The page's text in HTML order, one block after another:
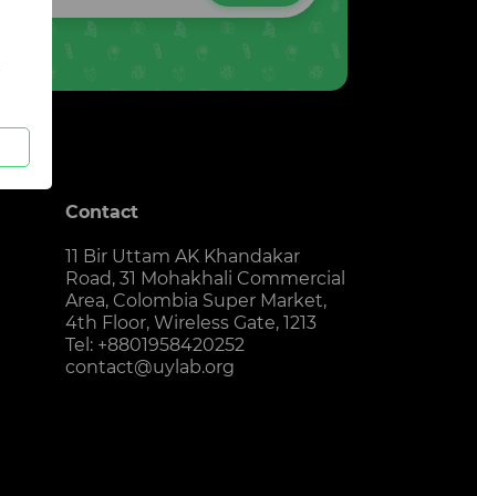
Contact
11 Bir Uttam AK Khandakar
Road, 31 Mohakhali Commercial
Area, Colombia Super Market,
4th Floor, Wireless Gate, 1213
Tel: +8801958420252
contact@uylab.org